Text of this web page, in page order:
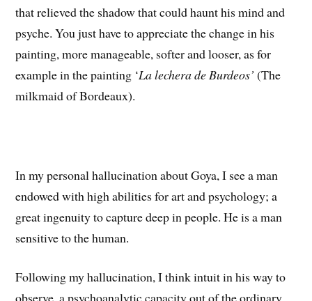
that relieved the shadow that could haunt his mind and
psyche. You just have to appreciate the change in his
painting, more manageable, softer and looser, as for
example in the painting ‘La lechera de Burdeos’(The
milkmaid of Bordeaux).
In my personal hallucination about Goya, I see a man
endowed with high abilities for art and psychology; a
great ingenuity to capture deep in people. He is a man
sensitive to the human.
Following my hallucination, I think intuit in his way to